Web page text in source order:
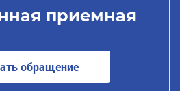
приемная
обращение